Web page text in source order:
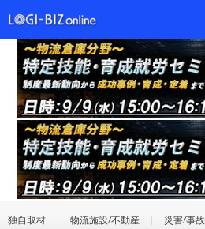
独自取材 物流施設/不動産 災害/事